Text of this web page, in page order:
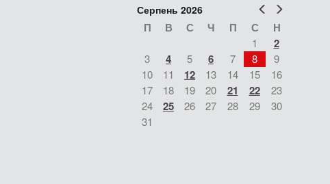
Попер
Серпень 2026
П В С Ч П С Н
1 2
3 4 5 6 7 8
9
10
11 12 13 14 15
16
17
18 19 20 21 22
23
24
25 26 27 28 29
30
31